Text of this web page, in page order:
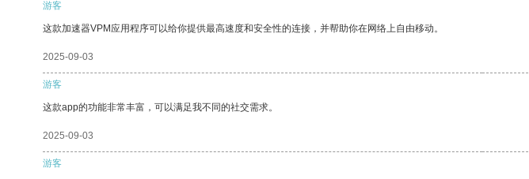
游客
这款加速器VPM应用程序可以给你提供最高速度和安全性的连接，并帮助你在网络上自由移动。
2025-09-03
游客
这款app的功能非常丰富，可以满足我不同的社交需求。
2025-09-03
游客